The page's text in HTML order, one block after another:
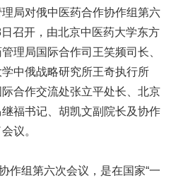
局对俄中医药合作协作组第六
召开，由北京中医药大学东方
理局国际合作司王笑频司长、
中俄战略研究所王奇执行所
合作交流处张立平处长、北京
福书记、 胡凯文副院长及协作
议。
作组第六次会议，是在国家“一